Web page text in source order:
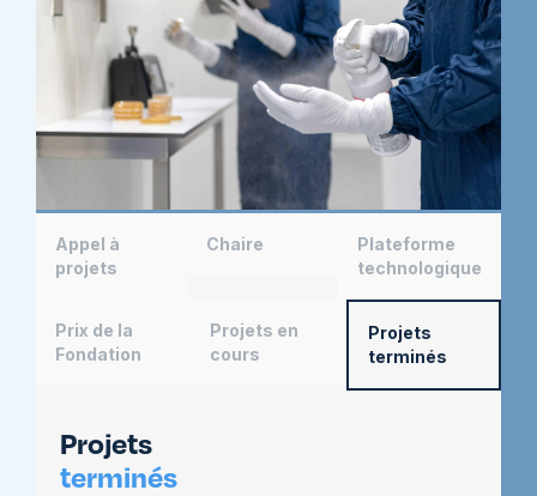
Appel à
projets
Chaire
Plateforme
technologique
Prix de la
Fondation
Projets en
cours
Projets
terminés
Projets
terminés